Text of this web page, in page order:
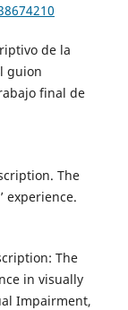
de la
guion
final de
The
experience.
The
in visually
Impairment,